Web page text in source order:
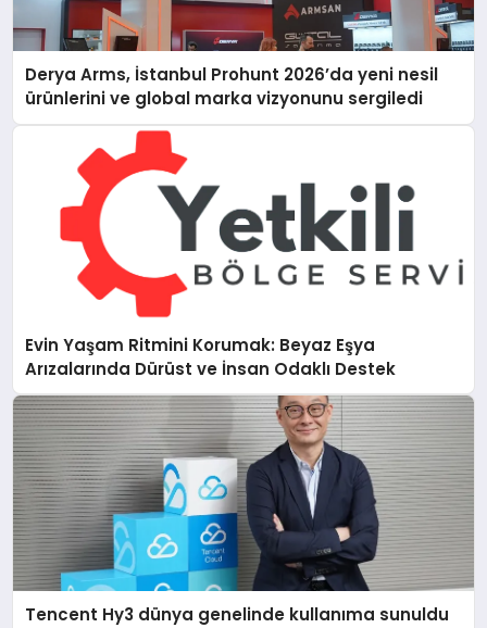
Derya Arms, İstanbul Prohunt 2026’da yeni nesil
ürünlerini ve global marka vizyonunu sergiledi
Evin Yaşam Ritmini Korumak: Beyaz Eşya
Arızalarında Dürüst ve İnsan Odaklı Destek
Tencent Hy3 dünya genelinde kullanıma sunuldu